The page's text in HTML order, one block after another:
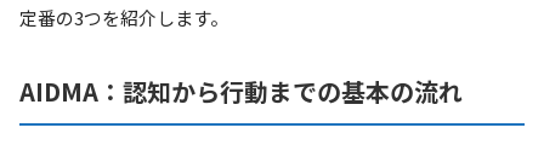
定番の3つを紹介します。
AIDMA：認知から行動までの基本の流れ